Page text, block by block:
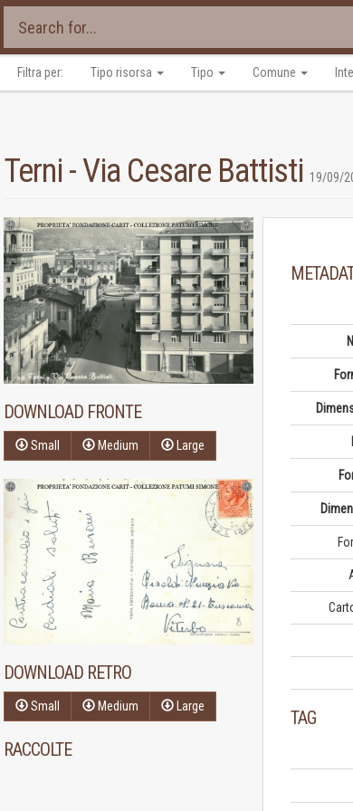
Filtra per: Tipo risorsa Tipo Comune
Terni - Via Cesare Battisti 19/09/
DOWNLOAD FRONTE
Small Medium Large
DOWNLOAD RETRO
Small Medium Large
RACCOLTE
TAG